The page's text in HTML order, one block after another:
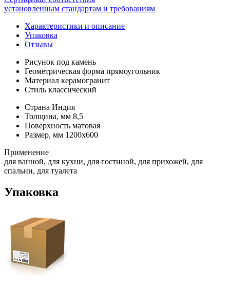
установленным стандартам и требованиям
Характеристики и описание
Упаковка
Отзывы
Рисунок под камень
Геометрическая форма прямоугольник
Материал керамогранит
Стиль классический
Страна Индия
Толщина, мм 8,5
Поверхность матовая
Размер, мм 1200х600
Применение
для ванной, для кухни, для гостиной, для прихожей, для
спальни, для туалета
Упаковка